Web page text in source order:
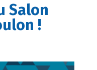
Salon
!